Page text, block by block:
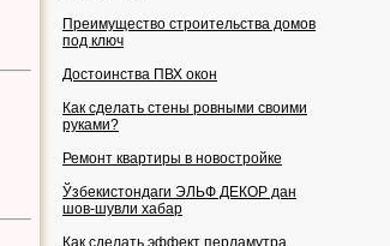
Преимущество строительства домов
под ключ
Достоинства ПВХ окон
Как сделать стены ровными своими
руками?
Ремонт квартиры в новостройке
Ўзбекистондаги ЭЛЬФ ДЕКОР дан
шов-шувли хабар
Как сделать эффект перламутра